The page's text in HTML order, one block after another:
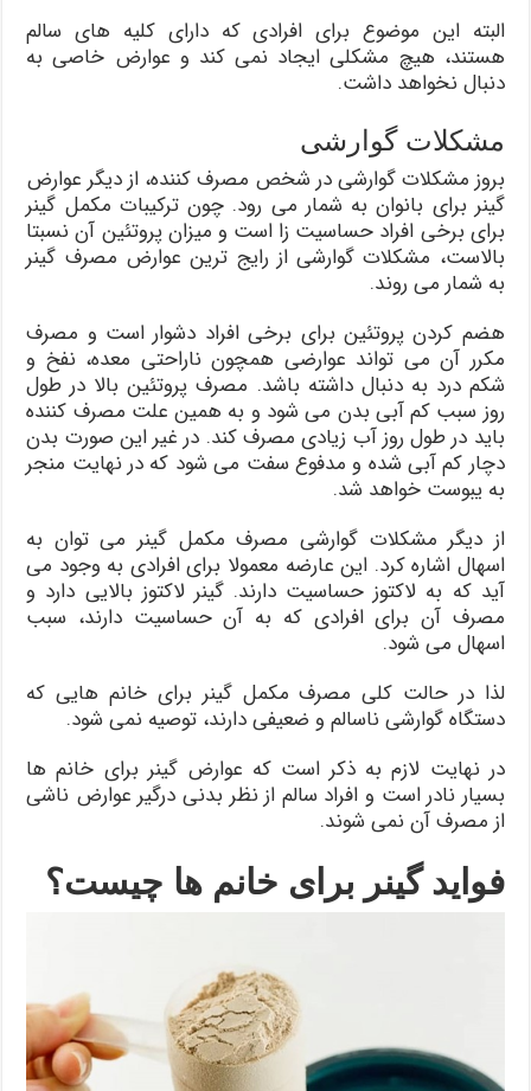
البته این موضوع برای افرادی که دارای کلیه های سالم
هستند، هیچ مشکلی ایجاد نمی کند و عوارض خاصی به
دنبال نخواهد داشت.
مشکلات گوارشی
بروز مشکلات گوارشی در شخص مصرف کننده، از دیگر عوارض
گینر برای بانوان به شمار می رود. چون ترکیبات مکمل گینر
برای برخی افراد حساسیت زا است و میزان پروتئین آن نسبتا
بالاست، مشکلات گوارشی از رایج ترین عوارض مصرف گینر
به شمار می روند.
هضم کردن پروتئین برای برخی افراد دشوار است و مصرف
مکرر آن می تواند عوارضی همچون ناراحتی معده، نفخ و
شکم درد به دنبال داشته باشد. مصرف پروتئین بالا در طول
روز سبب کم آبی بدن می شود و به همین علت مصرف کننده
باید در طول روز آب زیادی مصرف کند. در غیر این صورت بدن
دچار کم آبی شده و مدفوع سفت می شود که در نهایت منجر
به یبوست خواهد شد.
از دیگر مشکلات گوارشی مصرف مکمل گینر می توان به
اسهال اشاره کرد. این عارضه معمولا برای افرادی به وجود می
آید که به لاکتوز حساسیت دارند. گینر لاکتوز بالایی دارد و
مصرف آن برای افرادی که به آن حساسیت دارند، سبب
اسهال می شود.
لذا در حالت کلی مصرف مکمل گینر برای خانم هایی که
دستگاه گوارشی ناسالم و ضعیفی دارند، توصیه نمی شود.
در نهایت لازم به ذکر است که عوارض گینر برای خانم ها
بسیار نادر است و افراد سالم از نظر بدنی درگیر عوارض ناشی
از مصرف آن نمی شوند.
فواید گینر برای خانم ها چیست؟